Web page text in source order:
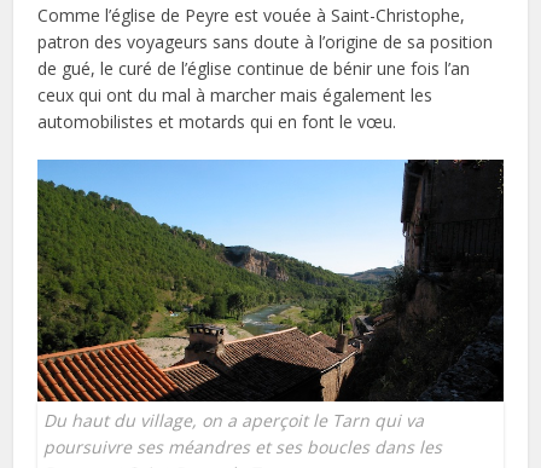
Comme l’église de Peyre est vouée à Saint-Christophe,
patron des voyageurs sans doute à l’origine de sa position
de gué, le curé de l’église continue de bénir une fois l’an
ceux qui ont du mal à marcher mais également les
automobilistes et motards qui en font le vœu.
Du haut du village, on a aperçoit le Tarn qui va
poursuivre ses méandres et ses boucles dans les